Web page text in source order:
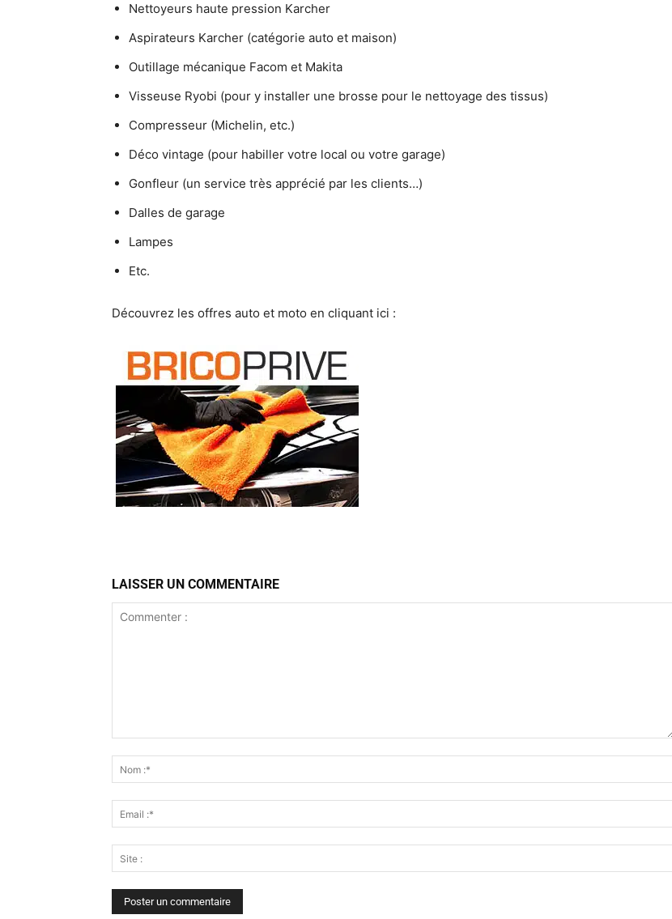
Nettoyeurs haute pression Karcher
Aspirateurs Karcher (catégorie auto et maison)
Outillage mécanique Facom et Makita
Visseuse Ryobi (pour y installer une brosse pour le nettoyage des tissus)
Compresseur (Michelin, etc.)
Déco vintage (pour habiller votre local ou votre garage)
Gonfleur (un service très apprécié par les clients…)
Dalles de garage
Lampes
Etc.
Découvrez les offres auto et moto en cliquant ici :
LAISSER UN COMMENTAIRE